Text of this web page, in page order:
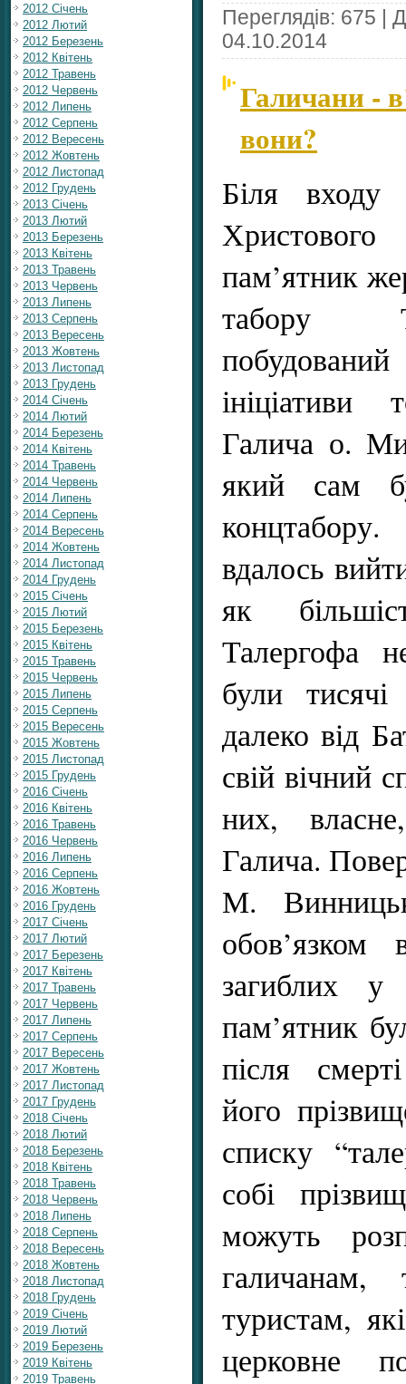
2012 Січень
2012 Лютий
2012 Березень
2012 Квітень
2012 Травень
2012 Червень
2012 Липень
2012 Серпень
2012 Вересень
2012 Жовтень
2012 Листопад
2012 Грудень
2013 Січень
2013 Лютий
2013 Березень
2013 Квітень
2013 Травень
2013 Червень
2013 Липень
2013 Серпень
2013 Вересень
2013 Жовтень
2013 Листопад
2013 Грудень
2014 Січень
2014 Лютий
2014 Березень
2014 Квітень
2014 Травень
2014 Червень
2014 Липень
2014 Серпень
2014 Вересень
2014 Жовтень
2014 Листопад
2014 Грудень
2015 Січень
2015 Лютий
2015 Березень
2015 Квітень
2015 Травень
2015 Червень
2015 Липень
2015 Серпень
2015 Вересень
2015 Жовтень
2015 Листопад
2015 Грудень
2016 Січень
2016 Квітень
2016 Травень
2016 Червень
2016 Липень
2016 Серпень
2016 Жовтень
2016 Грудень
2017 Січень
2017 Лютий
2017 Березень
2017 Квітень
2017 Травень
2017 Червень
2017 Липень
2017 Серпень
2017 Вересень
2017 Жовтень
2017 Листопад
2017 Грудень
2018 Січень
2018 Лютий
2018 Березень
2018 Квітень
2018 Травень
2018 Червень
2018 Липень
2018 Серпень
2018 Вересень
2018 Жовтень
2018 Листопад
2018 Грудень
2019 Січень
2019 Лютий
2019 Березень
2019 Квітень
2019 Травень
Переглядів: 675 |
04.10.2014
Галичани -
вони?
Біля входу
пам’ятник
табору
ініціативи
Галича о.
який сам
вдалось
як
Талергофа
були
далеко від
свій вічний
них,
Галича.
М.
обов’язком
загиблих у
пам’ятник
після
його
списку
собі
можуть
туристам,
церковне